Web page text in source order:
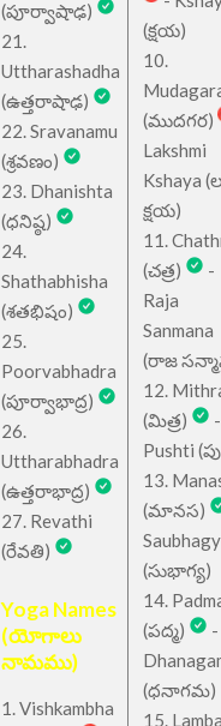
(పూర్వాషాఢ)
21.
Uttharashadha
(ఉత్తరాషాఢ)
22. Sravanamu
(శ్రవణం)
23. Dhanishta
(ధనిష్ఠ)
24.
Shathabhisha
(శతభిషం)
25.
Poorvabhadra
(పూర్వాభాద్ర)
26.
Uttharabhadra
(ఉత్తరాభాద్ర)
27. Revathi
(రేవతి)
Yoga Names
(యోగాలు
నామము)
1. Vishkambha
(క్షయ)
10.
(ముదగర)
Lakshmi
Kshaya
క్షయ)
11.
(చత్ర)
-
Raja
Sanmana
(రాజ
12.
(మిత్ర)
-
Pushti
13.
(మానస)
(సుభాగ్య)
14.
(పద్మ)
-
(ధనాగమ)
15.